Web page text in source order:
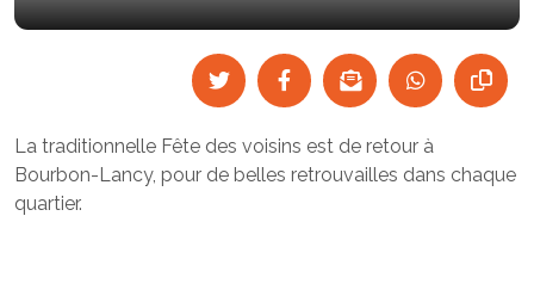
La traditionnelle Fête des voisins est de retour à
Bourbon-Lancy, pour de belles retrouvailles dans chaque
quartier.